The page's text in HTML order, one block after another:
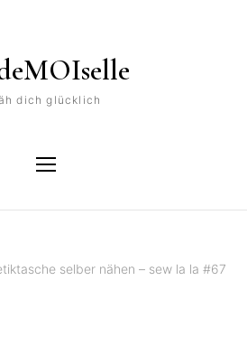
dich glücklich
selber nähen – sew la la #67